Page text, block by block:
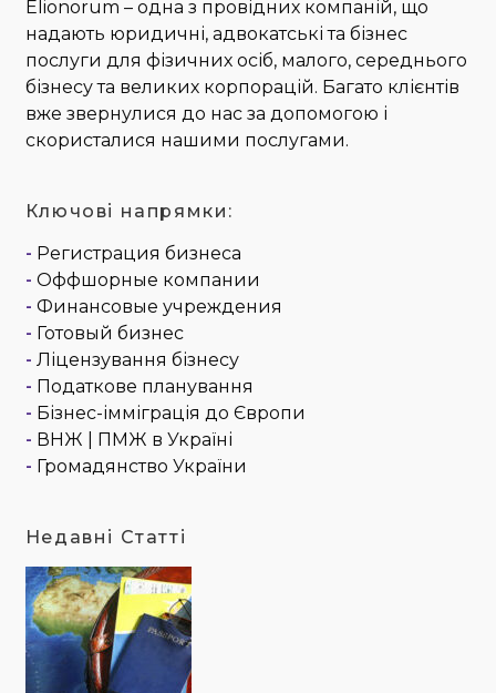
Elionorum – одна з провідних компаній, що
надають юридичні, адвокатські та бізнес
послуги для фізичних осіб, малого, середнього
бізнесу та великих корпорацій. Багато клієнтів
вже звернулися до нас за допомогою і
скористалися нашими послугами.
Ключові напрямки:
- Регистрация бизнеса
- Оффшорные компании
- Финансовые учреждения
- Готовый бизнес
- Ліцензування бізнесу
- Податкове планування
- Бізнес-імміграція до Європи
- ВНЖ | ПМЖ в Україні
- Громадянство України
Недавні Статті